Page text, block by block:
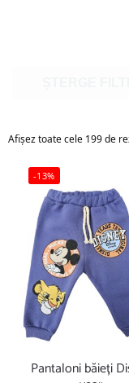
Afișez toate cele 199 de
-13%
Pantaloni băieți